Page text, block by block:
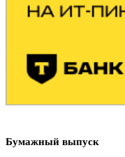
Бумажный выпуск